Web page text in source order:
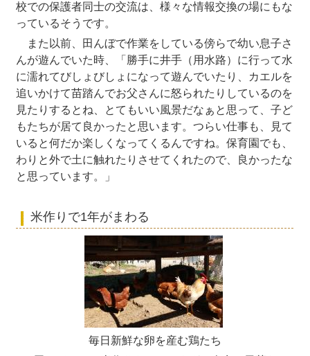
校での保護者同士の交流は、様々な情報交換の場にもな
っているそうです。
また以前、田んぼで作業をしている傍らで幼い息子さ
んが遊んでいた時、「勝手に井手（用水路）に行って水
に濡れてびしょびしょになって遊んでいたり、カエルを
追いかけて苗踏んでお父さんに怒られたりしているのを
見たりするとね、とてもいい風景だなぁと思って、子ど
もたちが居て良かったと思います。つらい仕事も、見て
いると何だか楽しくなってくるんですね。保育園でも、
わりと外で土に触れたりさせてくれたので、良かったな
と思っています。」
米作りで1年がまわる
毎日新鮮な卵を産む鶏たち